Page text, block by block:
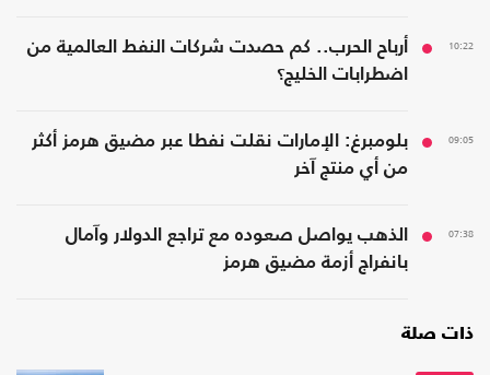
10:22
أرباح الحرب.. كم حصدت شركات النفط العالمية من
اضطرابات الخليج؟
09:05
بلومبرغ: الإمارات نقلت نفطا عبر مضيق هرمز أكثر
من أي منتج آخر
07:38
الذهب يواصل صعوده مع تراجع الدولار وآمال
بانفراج أزمة مضيق هرمز
ذات صلة